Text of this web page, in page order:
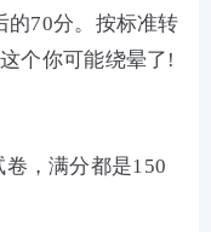
的70分。按标准转
个你可能绕晕了!
，满分都是150